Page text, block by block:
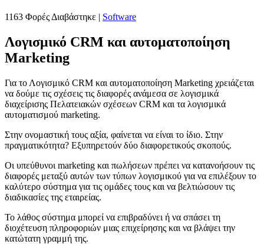
1163 Φορές Διαβάστηκε | Software
Λογισμικό CRM και αυτοματοποίηση
Marketing
Για το Λογισμικό CRM και αυτοματοποίηση Marketing χρειάζεται
να δούμε τις σχέσεις τις διαφορές ανάμεσα σε λογισμικά
διαχείρισης Πελατειακών σχέσεων CRM και τα λογισμικά
αυτοματισμού marketing.
Στην ονομαστική τους αξία, φαίνεται να είναι το ίδιο. Στην
πραγματικότητα? Εξυπηρετούν δύο διαφορετικούς σκοπούς.
Οι υπεύθυνοι marketing και πωλήσεων πρέπει να κατανοήσουν τις
διαφορές μεταξύ αυτών των τύπων λογισμικού για να επιλέξουν το
καλύτερο σύστημα για τις ομάδες τους και να βελτιώσουν τις
διαδικασίες της εταιρείας.
Το λάθος σύστημα μπορεί να επιβραδύνει ή να σπάσει τη
διοχέτευση πληροφοριών μιας επιχείρησης και να βλάψει την
κατώτατη γραμμή της.